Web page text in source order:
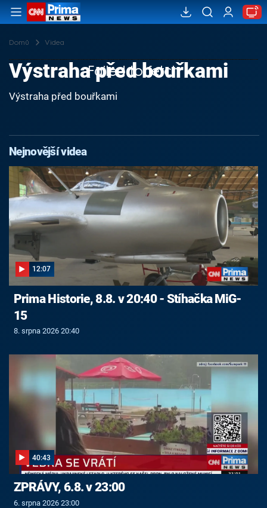
Domů Videa
Failed to fetch
Výstraha před bouřkami
Výstraha před bouřkami
Nejnovější videa
12:07
Prima Historie, 8.8. v 20:40 - Stíhačka MiG-
15
8. srpna 2026 20:40
40:43
ZPRÁVY, 6.8. v 23:00
6. srpna 2026 23:00